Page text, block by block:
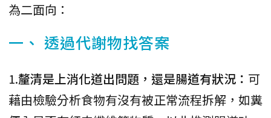
為二面向：
一、 透過代謝物找答案
1.釐清是上消化道出問題，還是腸道有狀況： 可
藉由檢驗分析食物有沒有被正常流程拆解，如糞